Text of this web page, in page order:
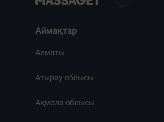
Аймақтар
Алматы
Атырау облысы
Ақмола облысы